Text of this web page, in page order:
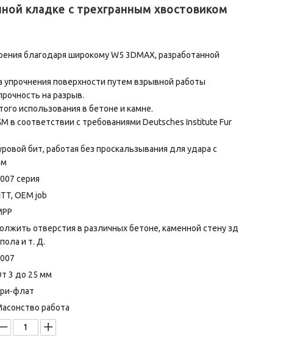
кладке с трехгранным хвостовиком
благодаря широкому W5 3DMAX, разработанной
упрочнения поверхности путем взрывной работы
на разрыв.
использования в бетоне и камне.
в соответствии с требованиями Deutsches Institute Fur
бит, работая без проскальзывания для удара с
серия
OEM job
отверстия в различных бетоне, каменной стену зд
и т. Д.
3 до 25 мм
флат
работа